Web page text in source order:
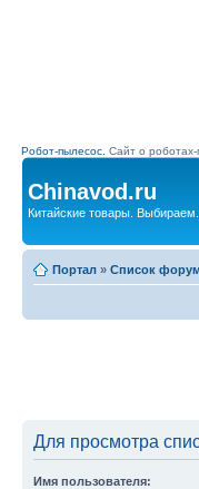
Робот-пылесос. Сайт о роботах-
Chinavod.ru
Китайские товары.
Портал » Список
Для просмотра
Имя пользователя: